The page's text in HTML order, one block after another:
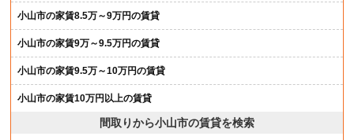
小山市の家賃8.5万～9万円の賃貸
小山市の家賃9万～9.5万円の賃貸
小山市の家賃9.5万～10万円の賃貸
小山市の家賃10万円以上の賃貸
間取りから小山市の賃貸を検索